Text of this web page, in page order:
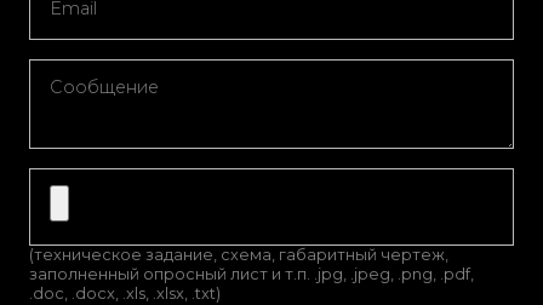
(техническое задание, схема, габаритный чертеж,
заполненный опросный лист и т.п. .jpg, .jpeg, .png, .pdf,
.doc, .docx, .xls, .xlsx, .txt)